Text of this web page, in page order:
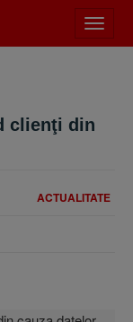
meniu
clienţi din
ACTUALITATE